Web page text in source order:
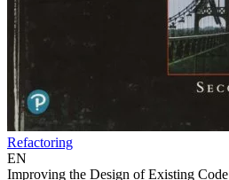
Refactoring
EN
Improving the Design of Existing Code